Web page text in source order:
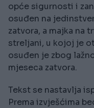
opće sigurnosti i
osuđen na
zatvora, a majka na
streljani, u kojoj je
osuđen je zbog
mjeseca zatvora.
Tekst se nastavlja
Prema izvješćima